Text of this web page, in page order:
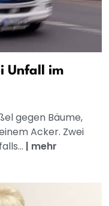
Unfall im
gegen Bäume,
Acker. Zwei
| mehr